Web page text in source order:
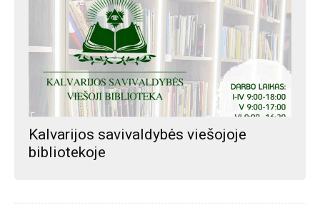
Kalvarijos savivaldybės viešojoje
bibliotekoje